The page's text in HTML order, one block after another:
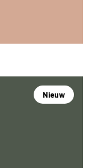
Nieuw